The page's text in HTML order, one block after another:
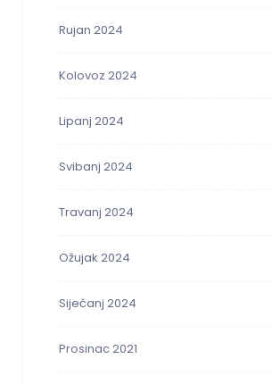
Rujan 2024
Kolovoz 2024
Lipanj 2024
Svibanj 2024
Travanj 2024
Ožujak 2024
Siječanj 2024
Prosinac 2021